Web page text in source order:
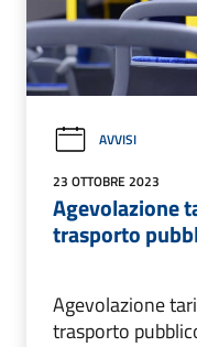
AVVISI
23 OTTOBRE 2023
Agevolazione
trasporto
Agevolazione
trasporto